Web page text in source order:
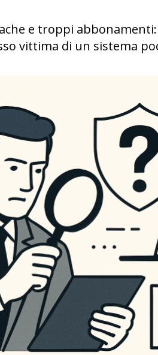
e troppi
vittima di un sistema